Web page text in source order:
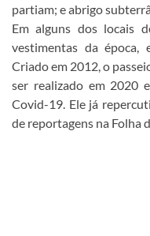
partiam; e abrigo
Em alguns dos locais
vestimentas da época,
Criado em 2012, o
ser realizado em 2020
Covid-19. Ele já
de reportagens na Folha